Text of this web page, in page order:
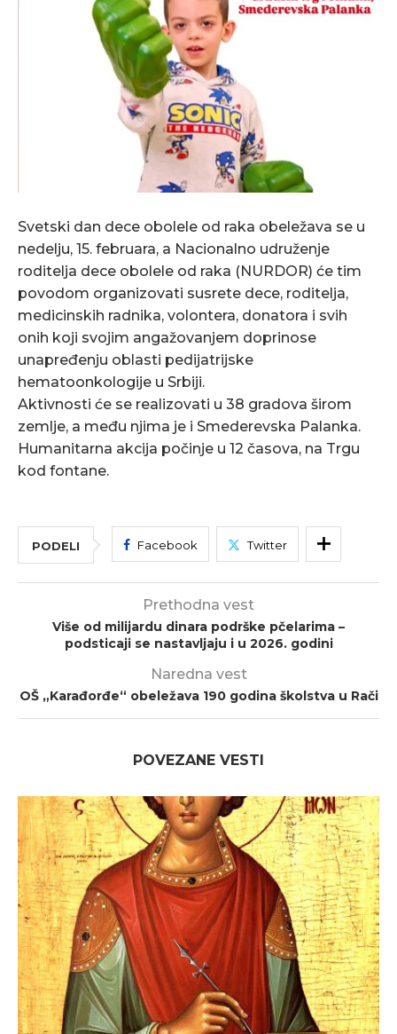
Svetski dan dece obolele od raka obeležava se u
nedelju, 15. februara, a Nacionalno udruženje
roditelja dece obolele od raka (NURDOR) će tim
povodom organizovati susrete dece, roditelja,
medicinskih radnika, volontera, donatora i svih
onih koji svojim angažovanjem doprinose
unapređenju oblasti pedijatrijske
hematoonkologije u Srbiji.
Aktivnosti će se realizovati u 38 gradova širom
zemlje, a među njima je i Smederevska Palanka.
Humanitarna akcija počinje u 12 časova, na Trgu
kod fontane.
PODELI Facebook Twitter
Prethodna vest
Više od milijardu dinara podrške pčelarima –
podsticaji se nastavljaju i u 2026. godini
Naredna vest
OŠ „Karađorđe“ obeležava 190 godina školstva u Rači
POVEZANE VESTI